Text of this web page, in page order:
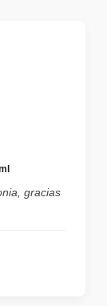
gracias